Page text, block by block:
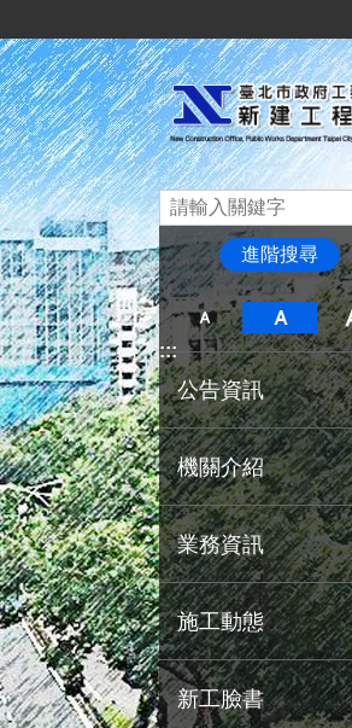
進階搜尋
:::
公告資訊
機關介紹
業務資訊
施工動態
新工臉書